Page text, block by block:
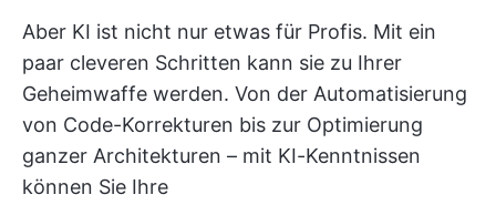
Aber KI ist nicht nur etwas für Profis. Mit ein
paar cleveren Schritten kann sie zu Ihrer
Geheimwaffe werden. Von der Automatisierung
von Code-Korrekturen bis zur Optimierung
ganzer Architekturen – mit KI-Kenntnissen
können Sie Ihre